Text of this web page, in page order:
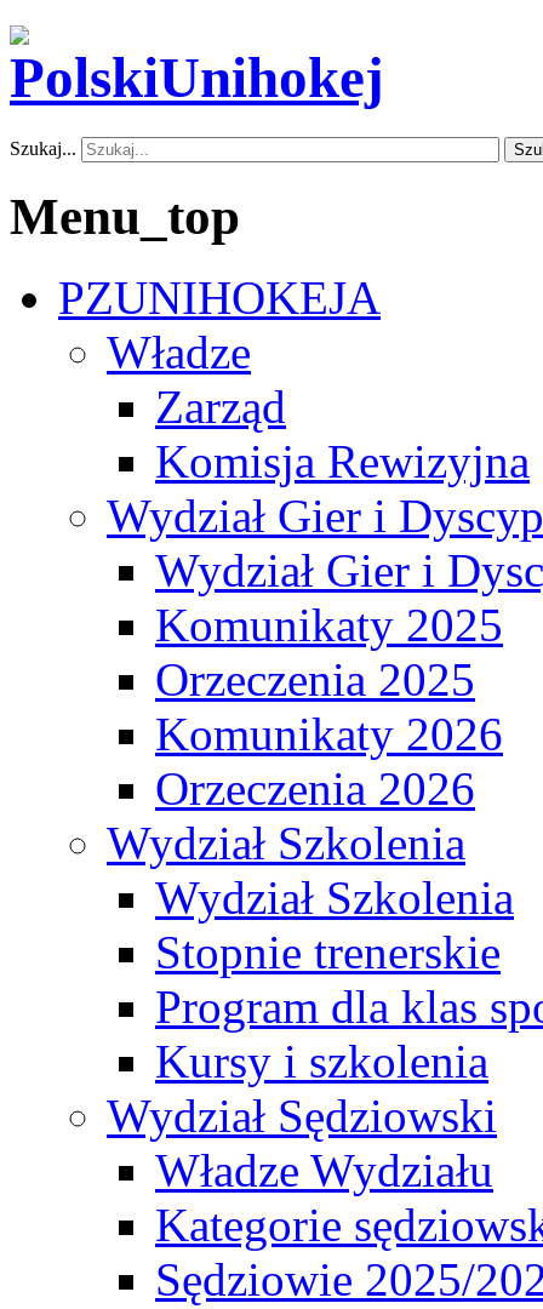
Szukaj...
Menu_top
PZUNIHOKEJA
Władze
Zarząd
Komisja Rewizyjna
Wydział Gier i
Wydział Gier i
Komunikaty 2025
Orzeczenia 2025
Komunikaty 2026
Orzeczenia 2026
Wydział Szkolenia
Wydział Szkolenia
Stopnie trenerskie
Program dla klas
Kursy i szkolenia
Wydział Sędziowski
Władze Wydziału
Kategorie
Sędziowie 2025/